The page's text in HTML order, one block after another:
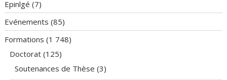
Epinlgé (7)
Evénements (85)
Formations (1 748)
Doctorat (125)
Soutenances de Thèse (3)